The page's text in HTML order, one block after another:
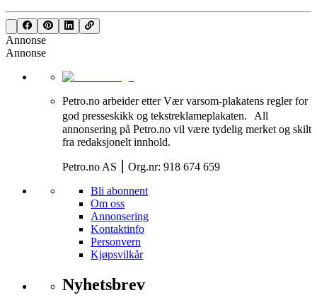
Annonse
Annonse
Petro.no arbeider etter Vær varsom-plakatens regler for
god presseskikk og tekstreklameplakaten. All
annonsering på Petro.no vil være tydelig merket og skilt
fra redaksjonelt innhold.
Petro.no AS ⎮ Org.nr: 918 674 659
Bli abonnent
Om oss
Annonsering
Kontaktinfo
Personvern
Kjøpsvilkår
Nyhetsbrev